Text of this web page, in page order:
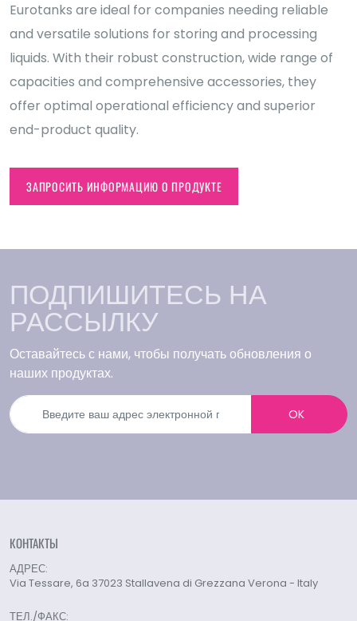
Eurotanks are ideal for companies needing reliable
and versatile solutions for storing and processing
liquids. With their robust construction, wide range of
capacities and comprehensive accessories, they
offer optimal operational efficiency and superior
end-product quality.
ЗАПРОСИТЬ ИНФОРМАЦИЮ О ПРОДУКТЕ
ПОДПИШИТЕСЬ НА
РАССЫЛКУ
Оставайтесь с нами, чтобы получать обновления о
наших продуктах.
OK
КОНТАКТЫ
АДРЕС:
Via Tessare, 6a 37023 Stallavena di Grezzana Verona - Italy
ТЕЛ./ФАКС: